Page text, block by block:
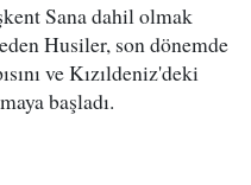
Sana dahil olmak
Husiler, son dönemde
ve Kızıldeniz'deki
başladı.